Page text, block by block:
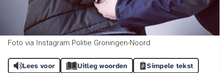
Foto via Instagram Politie Groningen-Noord
Lees voor Uitleg woorden Simpele tekst